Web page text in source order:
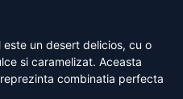
un desert delicios, cu o
si caramelizat. Aceasta
combinatia perfecta